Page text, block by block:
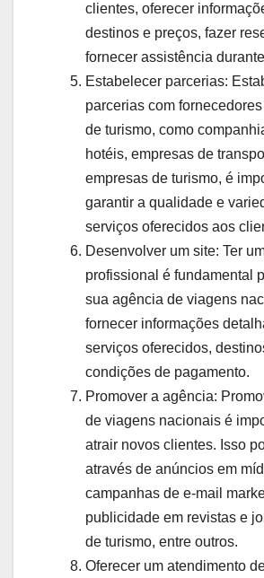
clientes, oferecer
destinos e preços, fazer
fornecer assistência
Estabelecer parcerias:
parcerias com
de turismo, como
hotéis, empresas de
empresas de turismo, é
garantir a qualidade e
serviços oferecidos aos
Desenvolver um site: Ter
profissional é fundamental
sua agência de viagens
fornecer informações
serviços oferecidos,
condições de pagamento.
Promover a agência:
de viagens nacionais é
atrair novos clientes. Isso
através de anúncios em
campanhas de e-mail
publicidade em revistas e
de turismo, entre outros.
Oferecer um atendimento